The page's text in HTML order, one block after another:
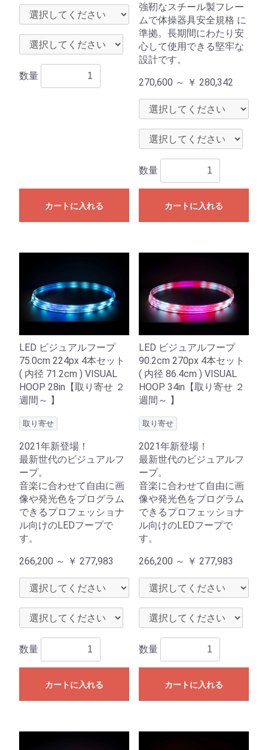
数量
カートに入れる
強靭なスチール製フレー
ムで体操器具安全規格 に
準拠。長期間にわたり安
心して使用できる堅牢な
設計です。
270,600 ～ ￥ 280,342
数量
カートに入れる
LED ビジュアルフープ
75.0cm 224px 4本セット
( 内径 71.2cm ) VISUAL
HOOP 28in【取り寄せ ２
週間～ 】
取り寄せ
2021年新登場！
最新世代のビジュアルフ
ープ。
音楽に合わせて自由に画
像や発光色をプログラム
できるプロフェッショナ
ル向けのLEDフープで
す。
266,200 ～ ￥ 277,983
数量
カートに入れる
LED ビジュアルフープ
90.2cm 270px 4本セット
( 内径 86.4cm ) VISUAL
HOOP 34in【取り寄せ ２
週間～ 】
取り寄せ
2021年新登場！
最新世代のビジュアルフ
ープ。
音楽に合わせて自由に画
像や発光色をプログラム
できるプロフェッショナ
ル向けのLEDフープで
す。
266,200 ～ ￥ 277,983
数量
カートに入れる